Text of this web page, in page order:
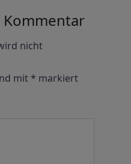
Kommentar
nicht
mit* markiert